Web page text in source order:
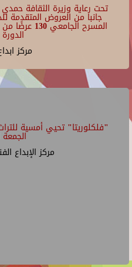
تحت رعاية وزيرة الثقافة
جانبا من العروض المتقدمة
المسرح
الدورة
مركز
"فلكلوريتا" تحيي أمسية
الجمعة
مركز الإبداع